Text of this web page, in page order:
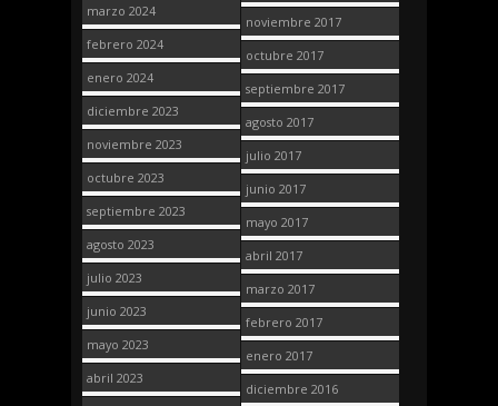
marzo 2024
febrero 2024
enero 2024
diciembre 2023
noviembre 2023
octubre 2023
septiembre 2023
agosto 2023
julio 2023
junio 2023
mayo 2023
abril 2023
noviembre 2017
octubre 2017
septiembre 2017
agosto 2017
julio 2017
junio 2017
mayo 2017
abril 2017
marzo 2017
febrero 2017
enero 2017
diciembre 2016